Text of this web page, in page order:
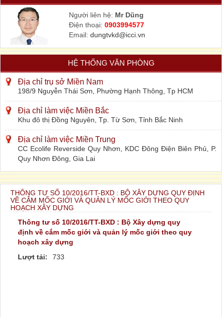
Người liên hệ: Mr Dũng
Điện thoại: 0903994577
Email: dungtvkd@icci.vn
HỆ THỐNG VĂN PHÒNG
Địa chỉ trụ sở Miền Nam
198/9 Nguyễn Thái Sơn, Phường Hạnh Thông, Tp HCM
Địa chỉ làm việc Miền Bắc
Khu đô thị Đồng Nguyên, Tp. Từ Sơn, Tỉnh Bắc Ninh
Địa chỉ làm việc Miền Trung
CC Ecolife Reverside Quy Nhơn, KDC Đông Điện Biên Phủ, P.
Quy Nhơn Đông, Gia Lai
THÔNG TƯ SỐ 10/2016/TT-BXD : BỘ XÂY DỰNG QUY ĐỊNH
VỀ CẮM MỐC GIỚI VÀ QUẢN LÝ MỐC GIỚI THEO QUY
HOẠCH XÂY DỰNG
Thông tư số 10/2016/TT-BXD : Bộ Xây dựng quy
định về cắm mốc giới và quản lý mốc giới theo quy
hoạch xây dựng
Lượt tải:
733